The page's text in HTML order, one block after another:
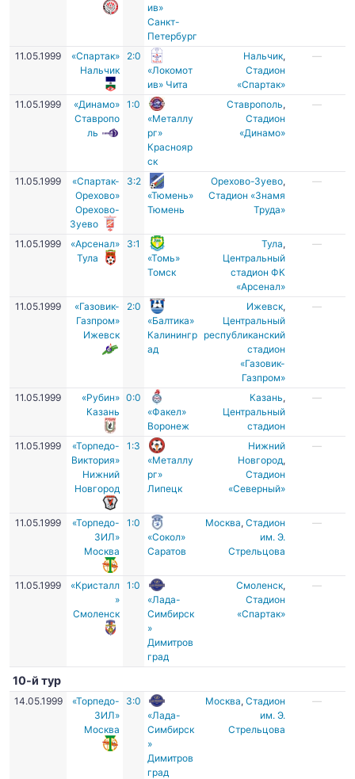
ив»
Санкт-
Петербург
11.05.1999
«Спартак»
Нальчик
2:0
«Локомот
ив» Чита
Нальчик,
Стадион
«Спартак»
—
11.05.1999
«Динамо»
Ставропо
ль
1:0
«Металлу
рг»
Краснояр
ск
Ставрополь,
Стадион
«Динамо»
—
11.05.1999
«Спартак-
Орехово»
Орехово-
Зуево
3:2
«Тюмень»
Тюмень
Орехово-Зуево,
Стадион «Знамя
Труда»
—
11.05.1999
«Арсенал»
Тула
3:1
«Томь»
Томск
Тула,
Центральный
стадион ФК
«Арсенал»
—
11.05.1999
«Газовик-
Газпром»
Ижевск
2:0
«Балтика»
Калинингр
ад
Ижевск,
Центральный
республиканский
стадион
«Газовик-
Газпром»
—
11.05.1999
«Рубин»
Казань
0:0
«Факел»
Воронеж
Казань,
Центральный
стадион
—
11.05.1999
«Торпедо-
Виктория»
Нижний
Новгород
1:3
«Металлу
рг»
Липецк
Нижний
Новгород,
Стадион
«Северный»
—
11.05.1999
«Торпедо-
ЗИЛ»
Москва
1:0
«Сокол»
Саратов
Москва,Стадион
им. Э.
Стрельцова
—
11.05.1999
«Кристалл
»
Смоленск
1:0
«Лада-
Симбирск
»
Димитров
град
Смоленск,
Стадион
«Спартак»
—
10-й тур
14.05.1999
«Торпедо-
ЗИЛ»
Москва
3:0
«Лада-
Симбирск
»
Димитров
град
Москва,Стадион
им. Э.
Стрельцова
—